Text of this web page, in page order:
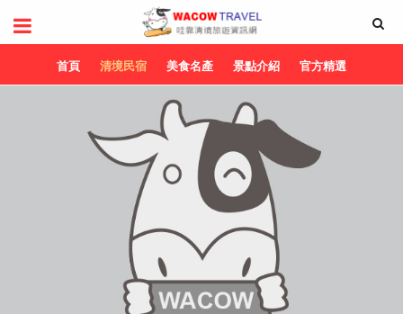
首頁 清境民宿 美食名產 景點介紹 官方精選